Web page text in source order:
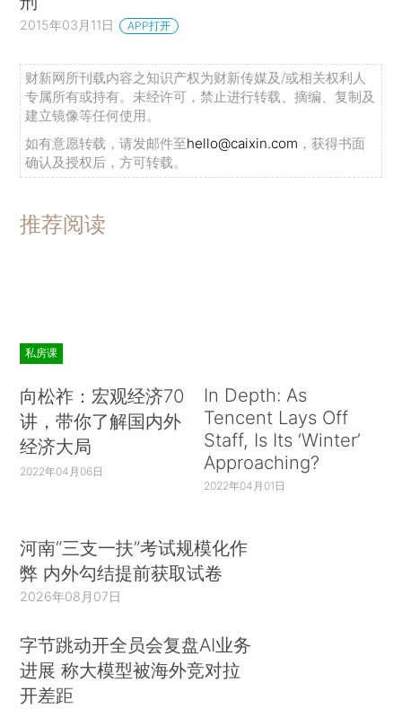
2015年03月11日 APP打开
财新网所刊载内容之知识产权为财新传媒及/或相关权利人
专属所有或持有。未经许可，禁止进行转载、摘编、复制及
建立镜像等任何使用。
如有意愿转载，请发邮件至hello@caixin.com ，获得书面
确认及授权后，方可转载。
推荐阅读
私房课
向松祚：宏观经济70
讲，带你了解国内外
经济大局
2022年04月06日
In Depth: As
Tencent Lays Off
Staff, Is Its ‘Winter’
Approaching?
2022年04月01日
河南“三支一扶”考试规模化作
弊 内外勾结提前获取试卷
2026年08月07日
字节跳动开全员会复盘AI业务
进展 称大模型被海外竞对拉
开差距